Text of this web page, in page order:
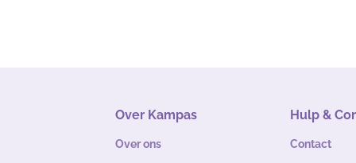
Over Kampas
Over ons
Hulp &
Contact